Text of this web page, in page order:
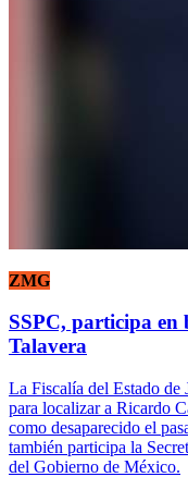
ZMG
SSPC, participa en
Talavera
La Fiscalía del Estado de
para localizar a Ricardo
como desaparecido el
también participa la
del Gobierno de México.